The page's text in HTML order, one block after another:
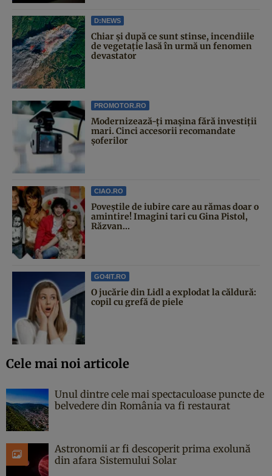
D:NEWS
Chiar și după ce sunt stinse, incendiile
de vegetație lasă în urmă un fenomen
devastator
PROMOTOR.RO
Modernizează-ți mașina fără investiții
mari. Cinci accesorii recomandate
șoferilor
CIAO.RO
Poveştile de iubire care au rămas doar o
amintire! Imagini tari cu Gina Pistol,
Răzvan...
GO4IT.RO
O jucărie din Lidl a explodat la căldură:
copil cu grefă de piele
Cele mai noi articole
Unul dintre cele mai spectaculoase puncte de
belvedere din România va fi restaurat
Astronomii ar fi descoperit prima exolună
din afara Sistemului Solar